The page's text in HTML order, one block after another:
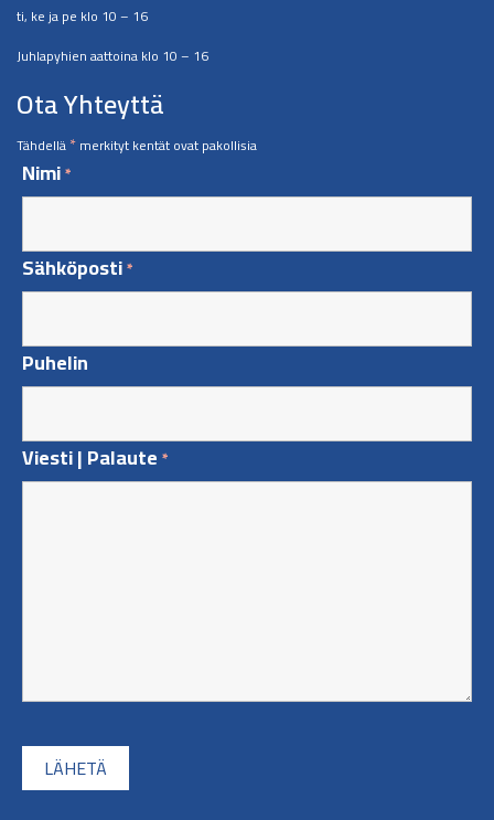
ti, ke ja pe klo 10 – 16
Juhlapyhien aattoina klo 10 – 16
Ota Yhteyttä
Tähdellä*merkityt kentät ovat pakollisia
Nimi*
Sähköposti*
Puhelin
Viesti | Palaute*